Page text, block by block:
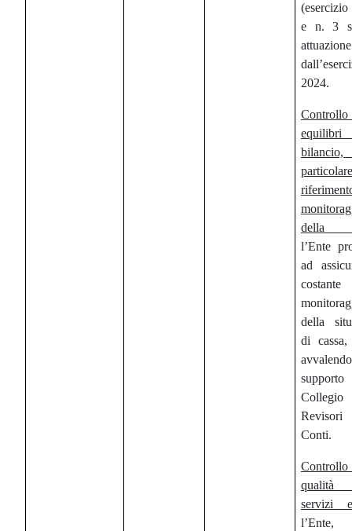
e n. 3
attuazione
2024.
particolare
della
l’Ente
ad
costante
della
di cassa,
Conti.
servizi